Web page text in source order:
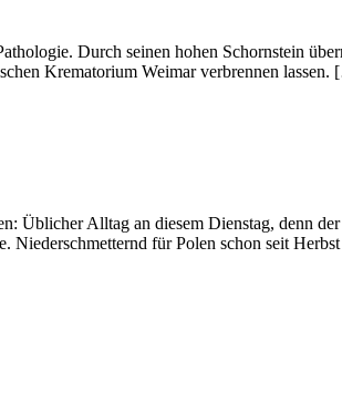
Durch seinen hohen Schornstein
Krematorium Weimar verbrennen
Üblicher Alltag an diesem Dienstag, denn
Niederschmetternd für Polen schon seit